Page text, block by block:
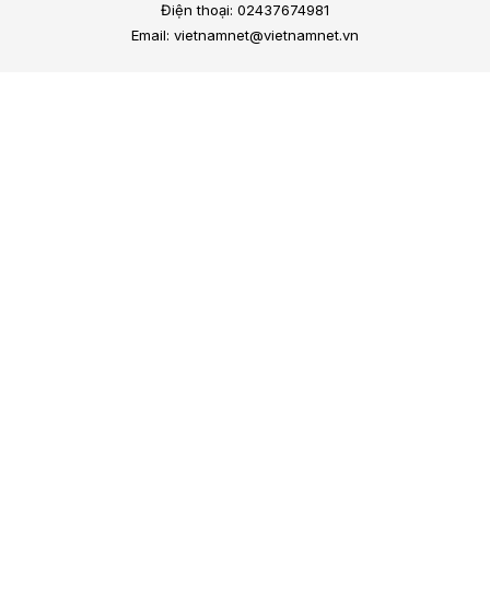
Điện thoại: 02437674981
Email: vietnamnet@vietnamnet.vn